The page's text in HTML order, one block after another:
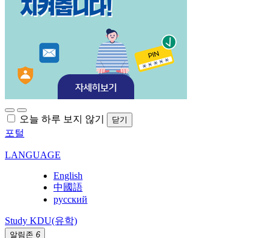
오늘 하루 보지 않기 닫기
포털
LANGUAGE
English
中國語
русский
Study KDU(유학)
알림존 6